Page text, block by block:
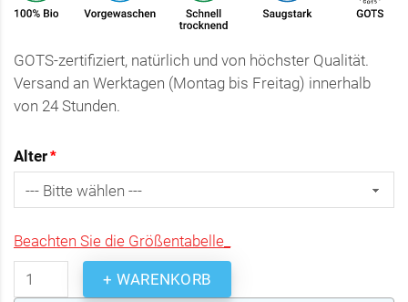
GOTS-zertifiziert, natürlich und von höchster Qualität.
Versand an Werktagen (Montag bis Freitag) innerhalb
von 24 Stunden.
Alter
Beachten Sie die Größentabelle_
+ WARENKORB